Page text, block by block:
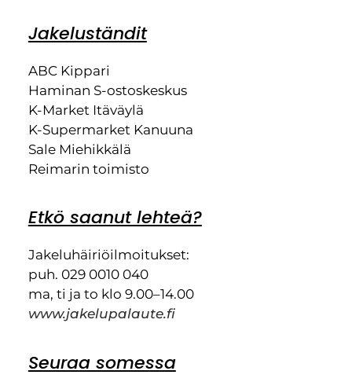
Jakeluständit
ABC Kippari
Haminan S-ostoskeskus
K-Market Itäväylä
K-Supermarket Kanuuna
Sale Miehikkälä
Reimarin toimisto
Etkö saanut lehteä?
Jakeluhäiriöilmoitukset:
puh. 029 0010 040
ma, ti ja to klo 9.00–14.00
www.jakelupalaute.fi
Seuraa somessa